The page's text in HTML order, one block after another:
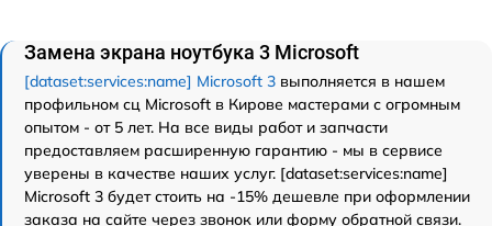
Замена экрана ноутбука 3 Microsoft
[dataset:services:name] Microsoft 3 выполняется в нашем
профильном сц Microsoft в Кирове мастерами с огромным
опытом - от 5 лет. На все виды работ и запчасти
предоставляем расширенную гарантию - мы в сервисе
уверены в качестве наших услуг. [dataset:services:name]
Microsoft 3 будет стоить на -15% дешевле при оформлении
заказа на сайте через звонок или форму обратной связи.